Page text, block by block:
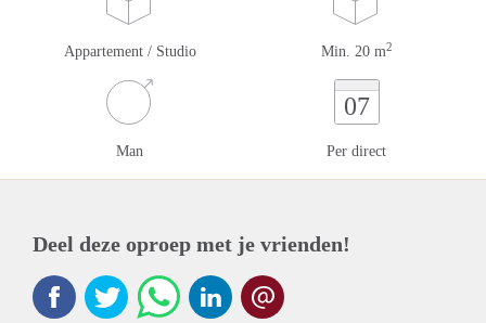
Appartement / Studio Min. 20 m2
Man
07
Per direct
Deel deze oproep met je vrienden!